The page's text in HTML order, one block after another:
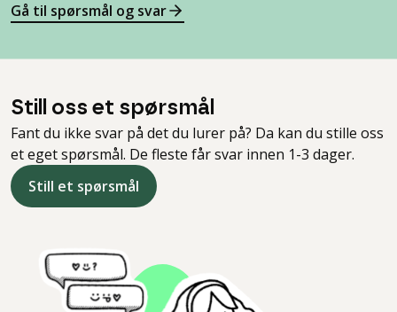
Gå til spørsmål og svar
Still oss et spørsmål
Fant du ikke svar på det du lurer på? Da kan du stille oss
et eget spørsmål. De fleste får svar innen 1-3 dager.
Still et spørsmål